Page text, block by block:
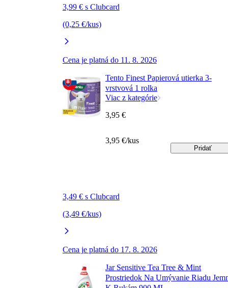
3,99 € s Clubcard
(0,25 €/kus)
Cena je platná do 11. 8. 2026
Tento Finest Papierová utierka 3-
vrstvová 1 rolka
Viac z kategórie
3,49 € s Clubcard
(3,49 €/kus)
Cena je platná do 17. 8. 2026
3,95 €
3,95 €/kus
Pridať
Jar Sensitive Tea Tree & Mint
Prostriedok Na Umývanie Riadu